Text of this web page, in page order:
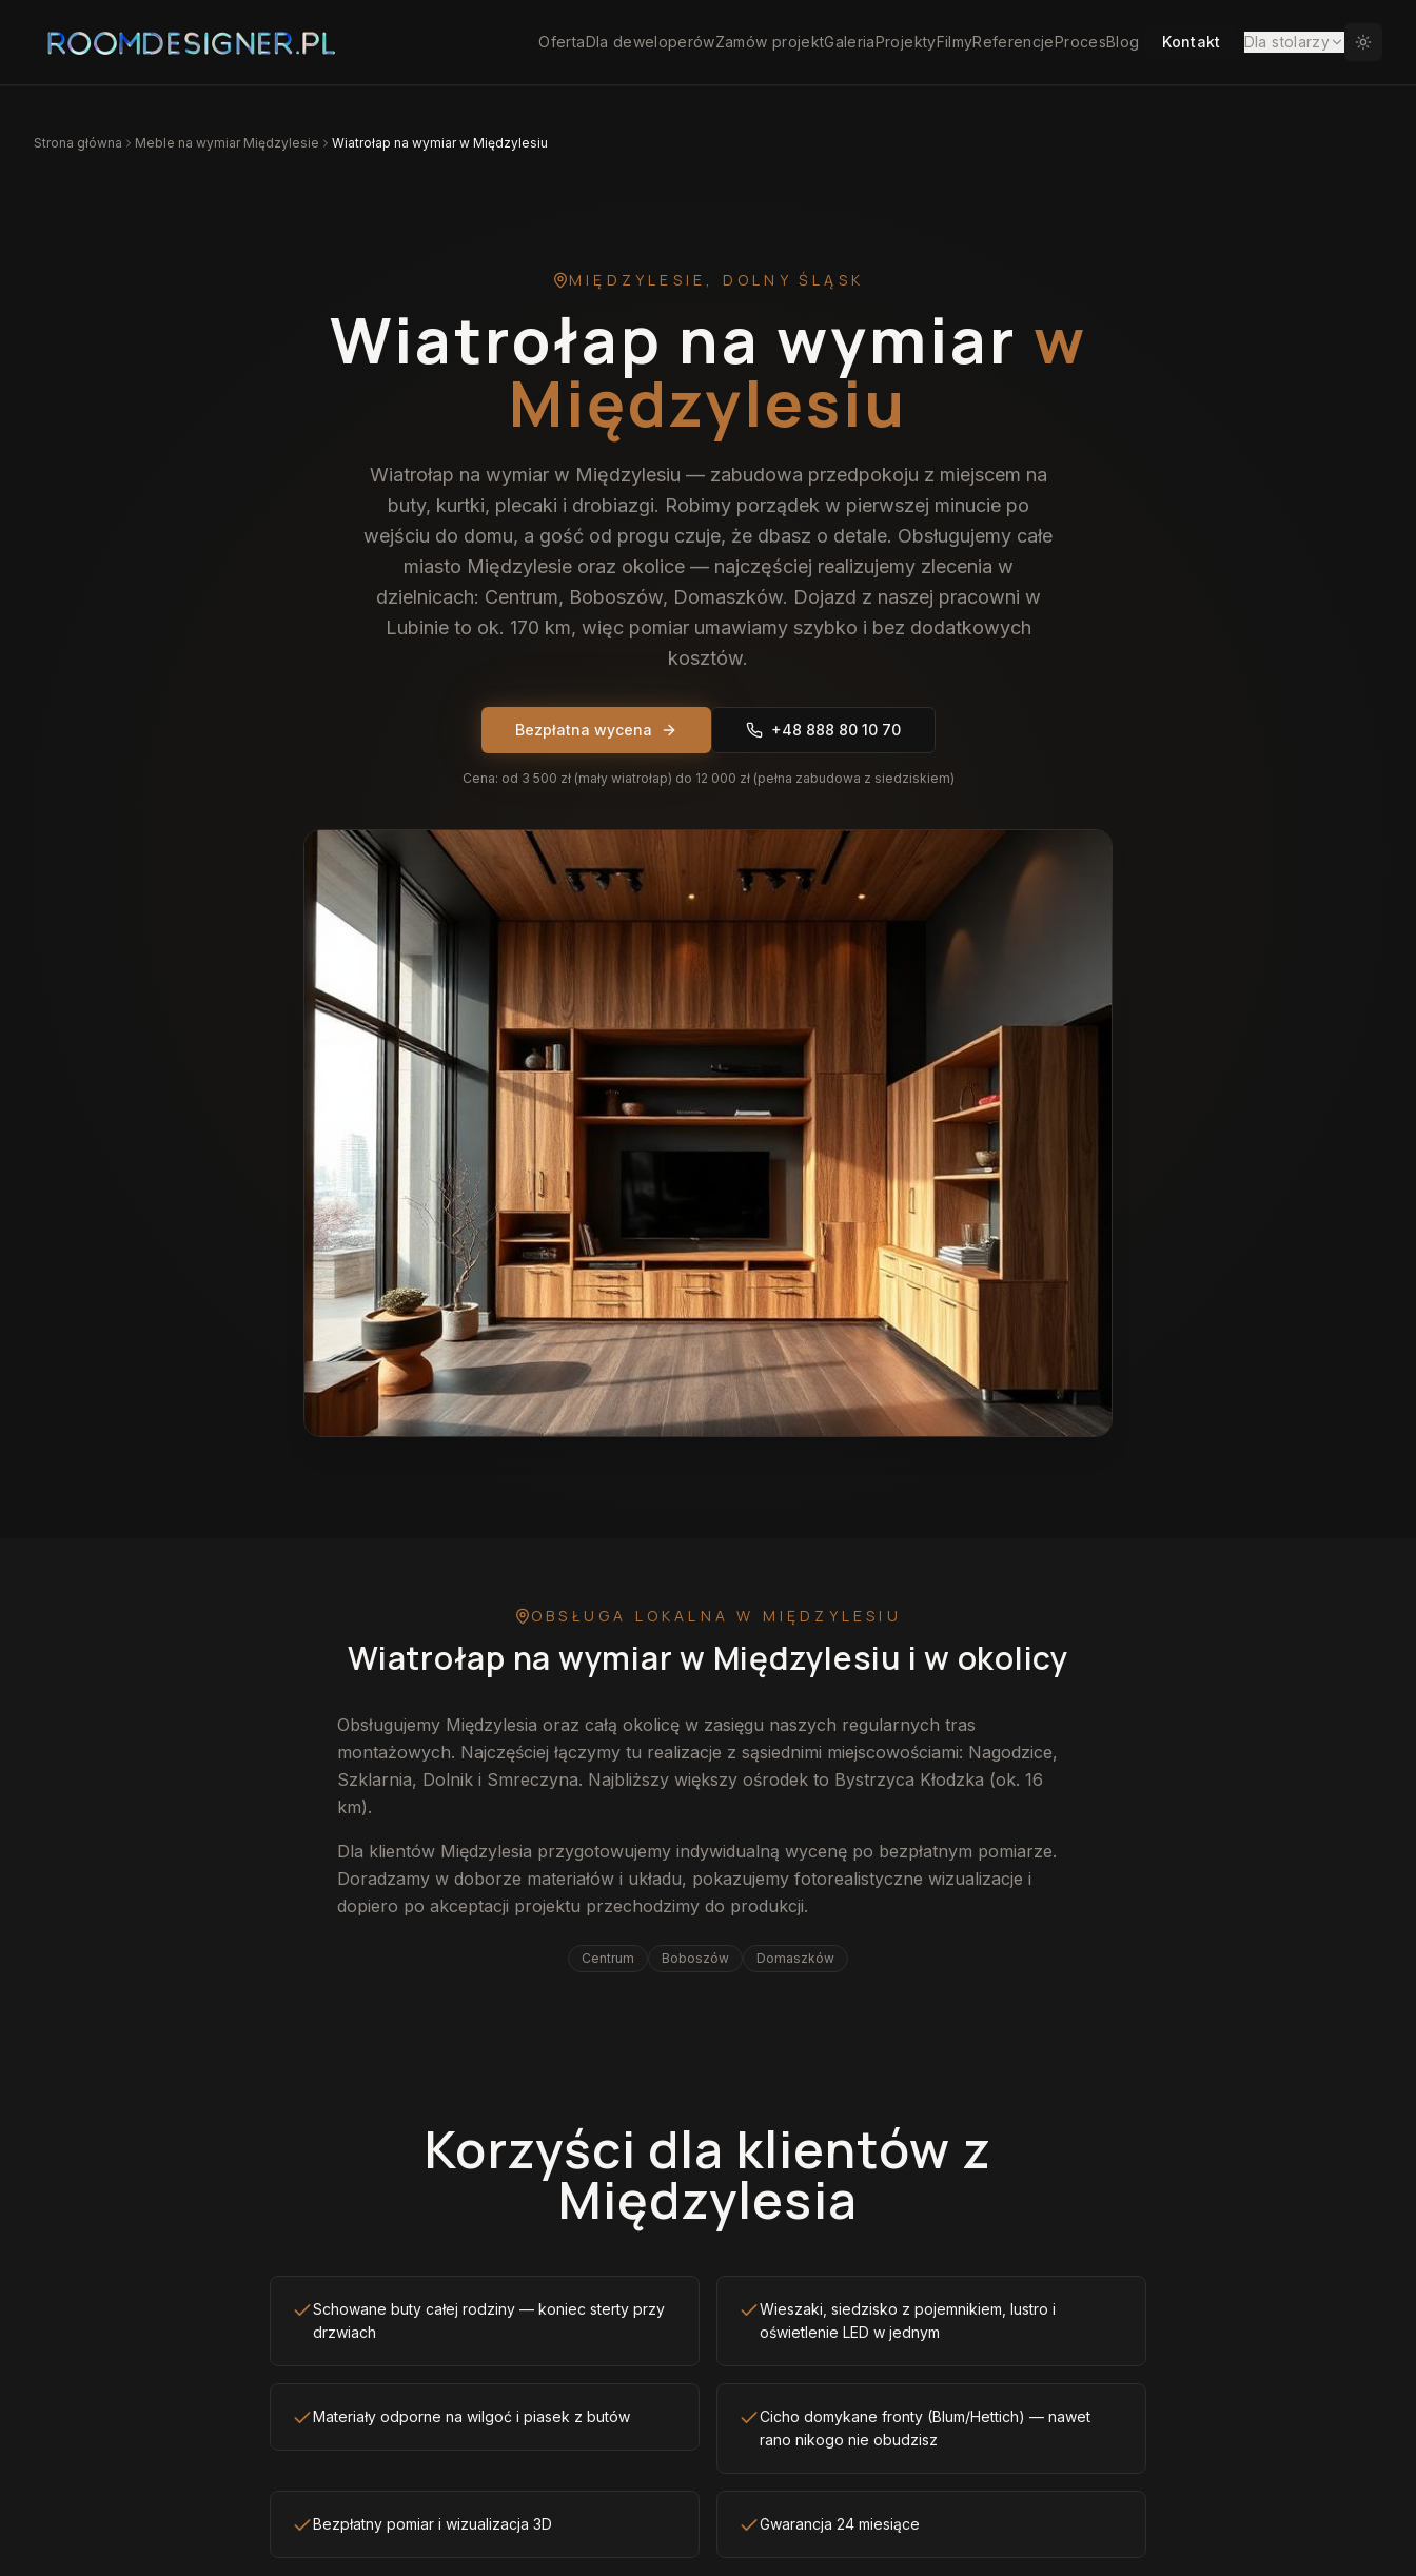
OfertaDla deweloperówZamów projektGaleriaProjektyFilmyReferencjeProcesBlog Kontakt Dla stolarzy
Strona główna Meble na wymiar Międzylesie Wiatrołap na wymiar w Międzylesiu
MIĘDZYLESIE , DOLNY ŚLĄSK
Wiatrołap na wymiar w
Międzylesiu
Wiatrołap na wymiar w Międzylesiu — zabudowa przedpokoju z miejscem na
buty, kurtki, plecaki i drobiazgi. Robimy porządek w pierwszej minucie po
wejściu do domu, a gość od progu czuje, że dbasz o detale. Obsługujemy całe
miasto Międzylesie oraz okolice — najczęściej realizujemy zlecenia w
dzielnicach: Centrum, Boboszów, Domaszków. Dojazd z naszej pracowni w
Lubinie to ok. 170 km, więc pomiar umawiamy szybko i bez dodatkowych
kosztów.
Bezpłatna wycena +48 888 80 10 70
Cena: od 3 500 zł (mały wiatrołap) do 12 000 zł (pełna zabudowa z siedziskiem)
OBSŁUGA LOKALNAW MIĘDZYLESIU
Wiatrołap na wymiarw Międzylesiu i w okolicy
Obsługujemy Międzylesia oraz całą okolicę w zasięgu naszych regularnych tras
montażowych. Najczęściej łączymy tu realizacje z sąsiednimi miejscowościami: Nagodzice,
Szklarnia, Dolnik i Smreczyna. Najbliższy większy ośrodek to Bystrzyca Kłodzka (ok. 16
km).
Dla klientów Międzylesia przygotowujemy indywidualną wycenę po bezpłatnym pomiarze.
Doradzamy w doborze materiałów i układu, pokazujemy fotorealistyczne wizualizacje i
dopiero po akceptacji projektu przechodzimy do produkcji.
Centrum Boboszów Domaszków
Korzyści dla klientów z
Międzylesia
Schowane buty całej rodziny — koniec sterty przy
drzwiach
Wieszaki, siedzisko z pojemnikiem, lustro i
oświetlenie LED w jednym
Materiały odporne na wilgoć i piasek z butów
Cicho domykane fronty (Blum/Hettich) — nawet
rano nikogo nie obudzisz
Bezpłatny pomiar i wizualizacja 3D Gwarancja 24 miesiące